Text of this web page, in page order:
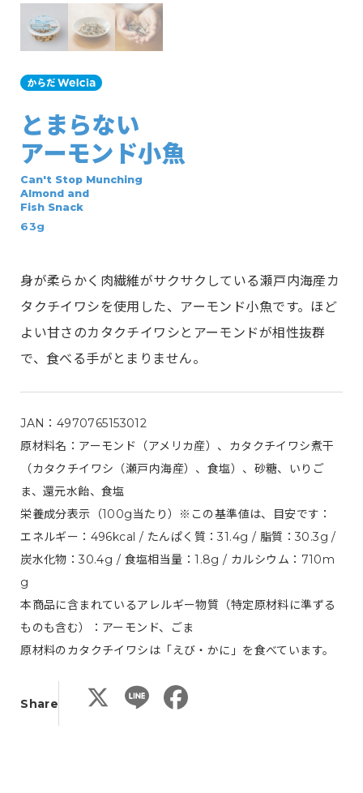
とまらない
アーモンド小魚
Can't Stop Munching
Almond and
Fish Snack
63g
身が柔らかく肉繊維がサクサクしている瀬戸内海産カ
タクチイワシを使用した、アーモンド小魚です。ほど
よい甘さのカタクチイワシとアーモンドが相性抜群
で、食べる手がとまりません。
JAN：4970765153012
原材料名：アーモンド（アメリカ産）、カタクチイワシ煮干
（カタクチイワシ（瀬戸内海産）、食塩）、砂糖、いりご
ま、還元水飴、食塩
栄養成分表示（100g当たり）※この基準値は、目安です：
エネルギー：496kcal / たんぱく質：31.4g / 脂質：30.3g /
炭水化物：30.4g / 食塩相当量：1.8g / カルシウム：710m
g
本商品に含まれているアレルギー物質（特定原材料に準ずる
ものも含む）：アーモンド、ごま
原材料のカタクチイワシは「えび・かに」を食べています。
Share